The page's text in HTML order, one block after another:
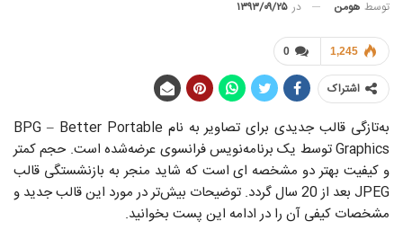
توسط هومن در ۱۳۹۳/۰۹/۲۵
0 1,245
اشتراک
به‌تازگی قالب جدیدی برای تصاویر به نام BPG – Better Portable
Graphics توسط یک برنامه‌نویس فرانسوی عرضه‌شده است. حجم کمتر
و کیفیت بهتر دو مشخصه ای است که شاید منجر به بازنشستگی قالب
JPEG بعد از 20 سال گردد. توضیحات بیش‌تر در مورد این قالب جدید و
مشخصات کیفی آن را در ادامه این پست بخوانید.